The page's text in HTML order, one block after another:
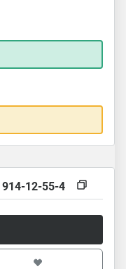
914-12-55-4